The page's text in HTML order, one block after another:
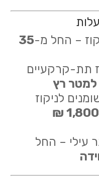
– החל מ-35
תת-קרקעיים
לניקוז
1,800 ₪
עילי – החל